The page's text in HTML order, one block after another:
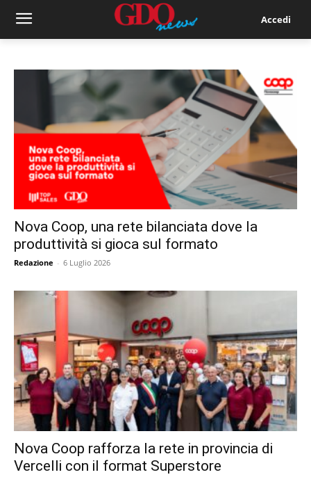
Accedi
Nova Coop, una rete bilanciata dove la
produttività si gioca sul formato
Redazione - 6 Luglio 2026
Nova Coop rafforza la rete in provincia di
Vercelli con il format Superstore